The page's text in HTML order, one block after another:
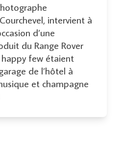
intervient à
d’une
du Range Rover
few étaient
de l’hôtel à
et champagne